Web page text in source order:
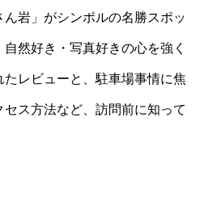
岩」がシンボルの名勝スポッ
然好き・写真好きの心を強く
レビューと、駐車場事情に焦
ス方法など、訪問前に知って